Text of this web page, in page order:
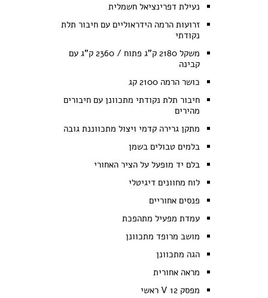
נעילת דפרינציאל חשמלית
זרועות הרמה הידראוליים עם חיבור תלת
נקודתי
משקל 2180 ק"ג פתוח / 2360 ק"ג עם
קבינה
כושר הרמה 2100 קג
חיבור תלת נקודתי מתכוונן עם חיבורים
מהירים
מתקן גרירה קדמי ויצול מתכווננת גובה
בלמים טבולים בשמן
בלם יד מופעל על הציר האחורי
לוח מחוונים דיגיטלי
פנסים אחוריים
עמדת מפעיל מתהפכת
מושב מרופד מתכוונן
הגה מתכוונן
מראה אחורית
מפסק 12 V ראשי